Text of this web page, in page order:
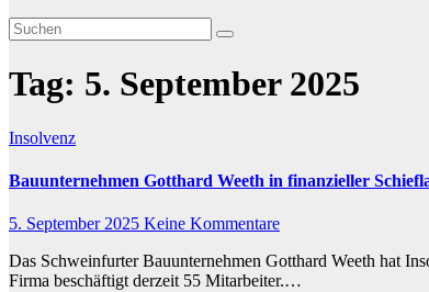
Tag: 5. September 2025
Insolvenz
Bauunternehmen Gotthard Weeth in finanzieller
5. September 2025 Keine Kommentare
Das Schweinfurter Bauunternehmen Gotthard Weeth hat
Firma beschäftigt derzeit 55 Mitarbeiter.…